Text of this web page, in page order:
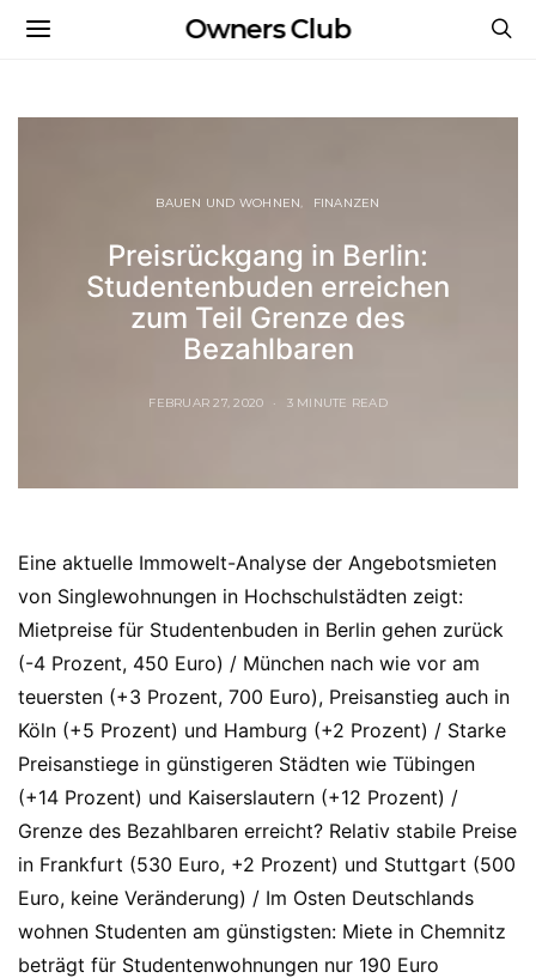
Owners Club
BAUEN UND WOHNEN FINANZEN
Preisrückgang in Berlin:
Studentenbuden erreichen
zum Teil Grenze des
Bezahlbaren
FEBRUAR 27, 2020 3 MINUTE READ
Eine aktuelle Immowelt-Analyse der Angebotsmieten
von Singlewohnungen in Hochschulstädten zeigt:
Mietpreise für Studentenbuden in Berlin gehen zurück
(-4 Prozent, 450 Euro) / München nach wie vor am
teuersten (+3 Prozent, 700 Euro), Preisanstieg auch in
Köln (+5 Prozent) und Hamburg (+2 Prozent) / Starke
Preisanstiege in günstigeren Städten wie Tübingen
(+14 Prozent) und Kaiserslautern (+12 Prozent) /
Grenze des Bezahlbaren erreicht? Relativ stabile Preise
in Frankfurt (530 Euro, +2 Prozent) und Stuttgart (500
Euro, keine Veränderung) / Im Osten Deutschlands
wohnen Studenten am günstigsten: Miete in Chemnitz
beträgt für Studentenwohnungen nur 190 Euro